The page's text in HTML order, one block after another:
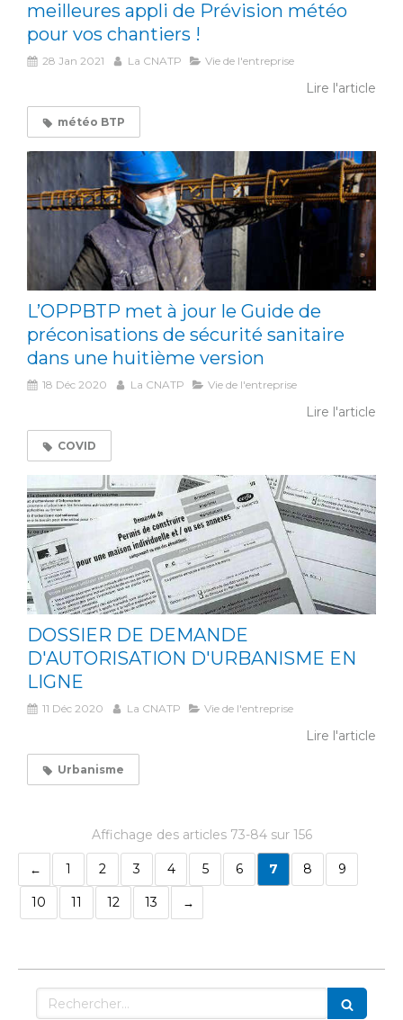
meilleures appli de Prévision météo
pour vos chantiers !
28 Jan 2021 La CNATP Vie de l'entreprise
Lire l'article
météo BTP
L’OPPBTP met à jour le Guide de
préconisations de sécurité sanitaire
dans une huitième version
18 Déc 2020 La CNATP Vie de l'entreprise
Lire l'article
COVID
DOSSIER DE DEMANDE
D'AUTORISATION D'URBANISME EN
LIGNE
11 Déc 2020 La CNATP Vie de l'entreprise
Lire l'article
Urbanisme
Affichage des articles 73-84 sur 156
1 2 3 4 5 6 7 8 9
10 11 12 13
Rechercher